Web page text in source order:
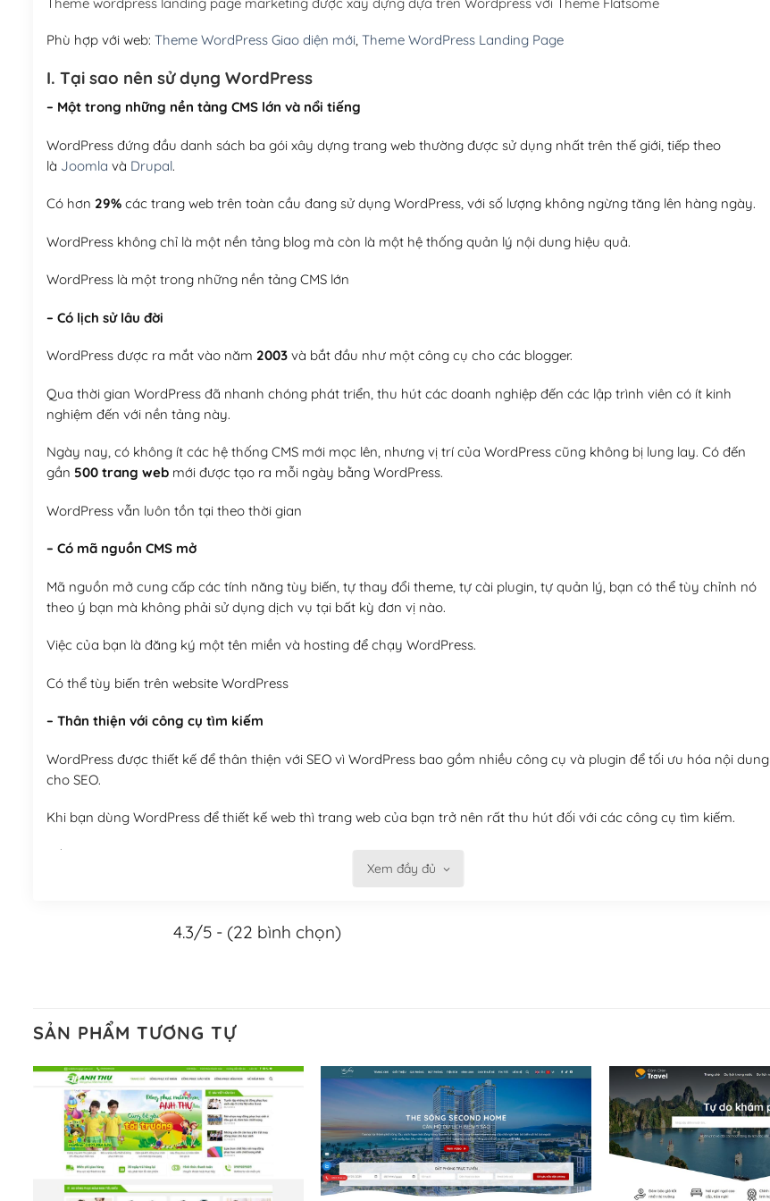
Theme wordpress landing page marketing được xây dựng dựa trên Wordpress với Theme Flatsome
Phù hợp với web: Theme WordPress Giao diện mới, Theme WordPress Landing Page
I. Tại sao nên sử dụng WordPress
– Một trong những nền tảng CMS lớn và nổi tiếng
WordPress đứng đầu danh sách ba gói xây dựng trang web thường được sử dụng nhất trên thế giới, tiếp theo
là Joomla và Drupal.
Có hơn 29%các trang web trên toàn cầu đang sử dụng WordPress, với số lượng không ngừng tăng lên hàng ngày.
WordPress không chỉ là một nền tảng blog mà còn là một hệ thống quản lý nội dung hiệu quả.
WordPress là một trong những nền tảng CMS lớn
– Có lịch sử lâu đời
WordPress được ra mắt vào năm 2003và bắt đầu như một công cụ cho các blogger.
Qua thời gian WordPress đã nhanh chóng phát triển, thu hút các doanh nghiệp đến các lập trình viên có ít kinh
nghiệm đến với nền tảng này.
Ngày nay, có không ít các hệ thống CMS mới mọc lên, nhưng vị trí của WordPress cũng không bị lung lay. Có đến
gần 500 trang webmới được tạo ra mỗi ngày bằng WordPress.
WordPress vẫn luôn tồn tại theo thời gian
– Có mã nguồn CMS mở
Mã nguồn mở cung cấp các tính năng tùy biến, tự thay đổi theme, tự cài plugin, tự quản lý, bạn có thể tùy chỉnh nó
theo ý bạn mà không phải sử dụng dịch vụ tại bất kỳ đơn vị nào.
Việc của bạn là đăng ký một tên miền và hosting để chạy WordPress.
Có thể tùy biến trên website WordPress
– Thân thiện với công cụ tìm kiếm
WordPress được thiết kế để thân thiện với SEO vì WordPress bao gồm nhiều công cụ và plugin để tối ưu hóa nội dung
cho SEO.
Khi bạn dùng WordPress để thiết kế web thì trang web của bạn trở nên rất thu hút đối với các công cụ tìm kiếm.
Tối ưu hóa công cụ tìm kiếm
Khi bạn sử dụng WordPress, thì vấn đề giao diện của bạn trở nên dễ dàng và nhanh chóng. Với kho Theme
– Sở hữu một cộng đồng lớn, sẵn sàng hỗ trợ
WordPress là nơi lưu trữ cho một diễn đàn cộng đồng khổng lồ được kiểm duyệt bởi các nhân viên và những người
cuồng tín WordPress.
Nếu bạn gặp khó khăn, bạn có thể lên mạng và tìm kiếm những cộng đồng WordPress, họ sẽ giúp bạn trả lời, giải
Xem đầy đủ
4.3/5 - (22 bình chọn)
SẢN PHẨM TƯƠNG TỰ